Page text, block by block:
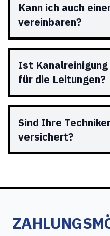
Kann ich auch
vereinbaren?
Ist
für die Leitungen?
Sind Ihre
versichert?